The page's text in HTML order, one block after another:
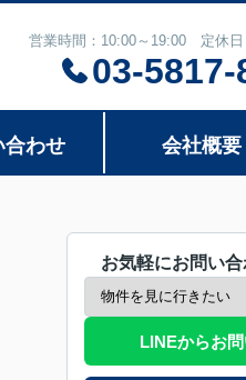
営業時間：10:00～19:00 定休日
03-5817-
合わせ 会社概要
お気軽にお問い
LINEからお